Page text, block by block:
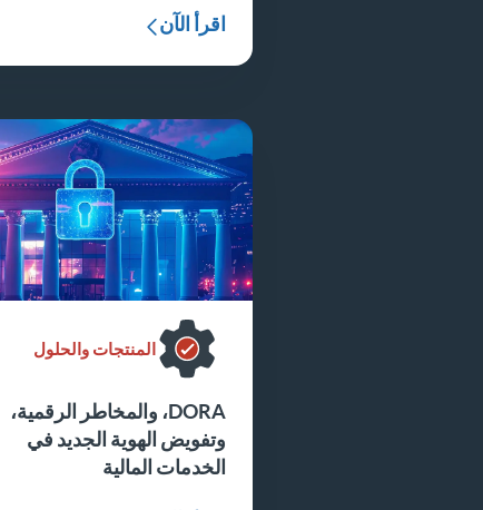
اقرأ الآن
المنتجات والحلول
DORA، والمخاطر الرقمية،
وتفويض الهوية الجديد في
الخدمات المالية